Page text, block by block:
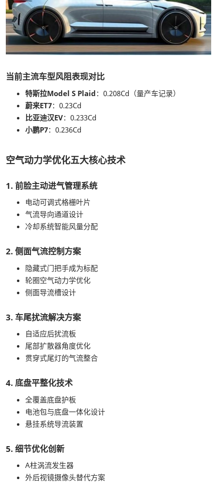
当前主流车型风阻表现对比
特斯拉Model S Plaid：0.208Cd（量产车记录）
蔚来ET7：0.23Cd
比亚迪汉EV：0.233Cd
小鹏P7：0.236Cd
空气动力学优化五大核心技术
1. 前脸主动进气管理系统
电动可调式格栅叶片
气流导向通道设计
冷却系统智能风量分配
2. 侧面气流控制方案
隐藏式门把手成为标配
轮圈空气动力学优化
侧面导流槽设计
3. 车尾扰流解决方案
自适应后扰流板
尾部扩散器角度优化
贯穿式尾灯的气流整合
4. 底盘平整化技术
全覆盖底盘护板
电池包与底盘一体化设计
悬挂系统导流装置
5. 细节优化创新
A柱涡流发生器
外后视镜摄像头替代方案